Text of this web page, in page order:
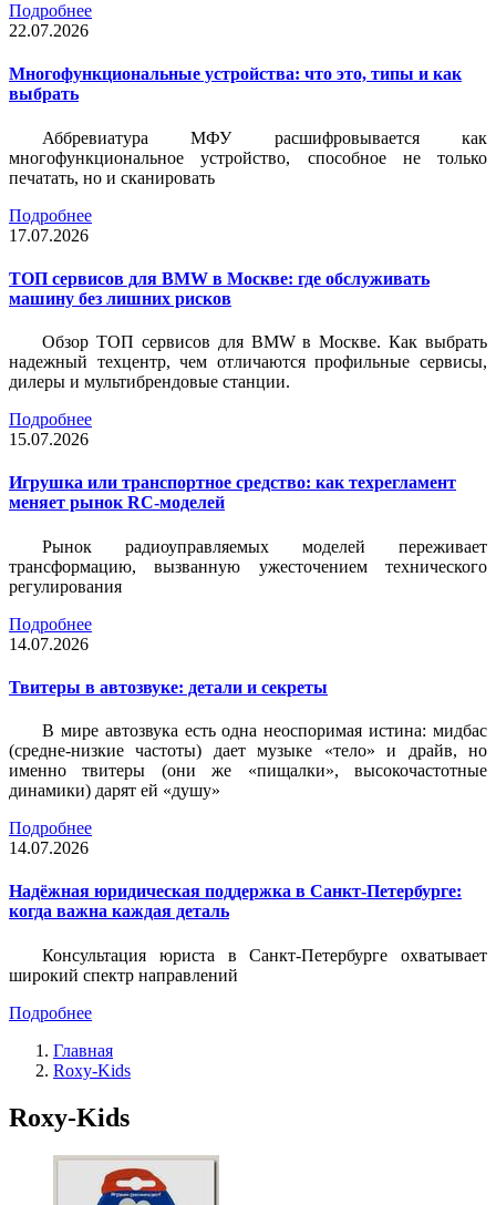
Подробнее
22.07.2026
Многофункциональные устройства: что это, типы и как
выбрать
Аббревиатура МФУ расшифровывается как
многофункциональное устройство, способное не только
печатать, но и сканировать
Подробнее
17.07.2026
ТОП сервисов для BMW в Москве: где обслуживать
машину без лишних рисков
Обзор ТОП сервисов для BMW в Москве. Как выбрать
надежный техцентр, чем отличаются профильные сервисы,
дилеры и мультибрендовые станции.
Подробнее
15.07.2026
Игрушка или транспортное средство: как техрегламент
меняет рынок RC-моделей
Рынок радиоуправляемых моделей переживает
трансформацию, вызванную ужесточением технического
регулирования
Подробнее
14.07.2026
Твитеры в автозвуке: детали и секреты
В мире автозвука есть одна неоспоримая истина: мидбас
(средне-низкие частоты) дает музыке «тело» и драйв, но
именно твитеры (они же «пищалки», высокочастотные
динамики) дарят ей «душу»
Подробнее
14.07.2026
Надёжная юридическая поддержка в Санкт-Петербурге:
когда важна каждая деталь
Консультация юриста в Санкт-Петербурге охватывает
широкий спектр направлений
Подробнее
Главная
Roxy-Kids
Roxy-Kids